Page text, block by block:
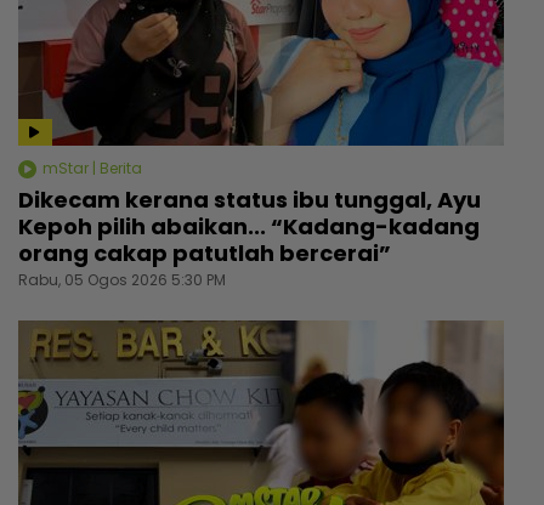
mStar | Berita
Dikecam kerana status ibu tunggal, Ayu
Kepoh pilih abaikan... “Kadang-kadang
orang cakap patutlah bercerai”
Rabu, 05 Ogos 2026 5:30 PM